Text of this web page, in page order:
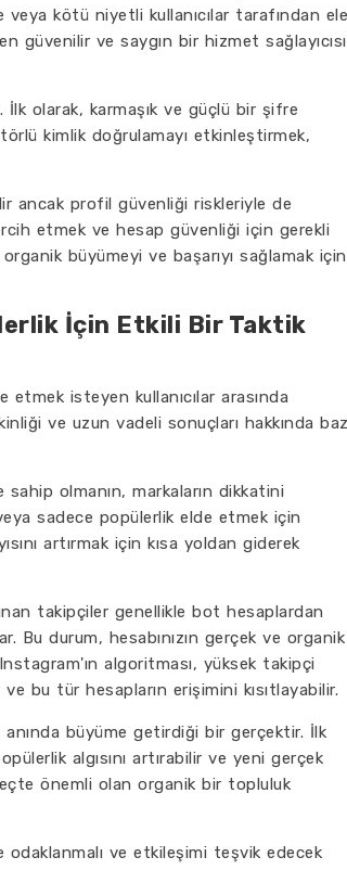
veya kötü niyetli kullanıcılar tarafından ele
güvenilir ve saygın bir hizmet sağlayıcısı
İlk olarak, karmaşık ve güçlü bir şifre
kimlik doğrulamayı etkinleştirmek,
ancak profil güvenliği riskleriyle de
etmek ve hesap güvenliği için gerekli
büyümeyi ve başarıyı sağlamak için
İçin Etkili Bir Taktik
isteyen kullanıcılar arasında
ve uzun vadeli sonuçları hakkında
olmanın, markaların dikkatini
sadece popülerlik elde etmek için
artırmak için kısa yoldan giderek
takipçiler genellikle bot hesaplardan
Bu durum, hesabınızın gerçek ve organik
algoritması, yüksek takipçi
bu tür hesapların erişimini kısıtlayabilir.
büyüme getirdiği bir gerçektir. İlk
algısını artırabilir ve yeni gerçek
önemli olan organik bir topluluk
odaklanmalı ve etkileşimi teşvik edecek